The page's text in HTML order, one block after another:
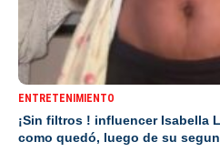
ENTRETENIMIENTO
¡Sin filtros ! influencer Isabella
como quedó, luego de su